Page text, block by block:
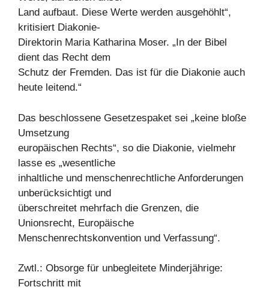
Land aufbaut. Diese Werte werden ausgehöhlt“,
kritisiert Diakonie-
Direktorin Maria Katharina Moser. „In der Bibel
dient das Recht dem
Schutz der Fremden. Das ist für die Diakonie auch
heute leitend.“
Das beschlossene Gesetzespaket sei „keine bloße
Umsetzung
europäischen Rechts“, so die Diakonie, vielmehr
lasse es „wesentliche
inhaltliche und menschenrechtliche Anforderungen
unberücksichtigt und
überschreitet mehrfach die Grenzen, die
Unionsrecht, Europäische
Menschenrechtskonvention und Verfassung“.
Zwtl.: Obsorge für unbegleitete Minderjährige:
Fortschritt mit